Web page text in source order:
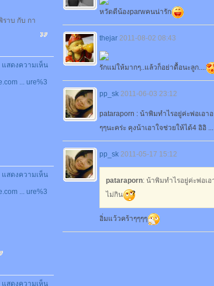
ราบ กับ กา
แสดงความเห็น
... ure%3
แสดงความเห็น
... ure%3
แสดงความเห็น
หวัดดีน้องparwคนน่ารัก
thejar 2011-08-02 08:43
รักแม่ให้มากๆ..แล้วก็อย่าดื้อนะลูก....
pp_sk 2011-06-03 23:12
pataraporn : น้าพิมทำไรอยู่ค่ะพ่อเอา
ๆๆนะคร่ะ คุงน้าเอาใจช่วยให้ได้4 อิอิ ...
pp_sk 2011-05-17 15:12
pataraporn: น้าพิมทำไรอยู่ค่ะพ่อเ
ไม่กิน
อิ่มแว้วคร้าๆๆๆๆ